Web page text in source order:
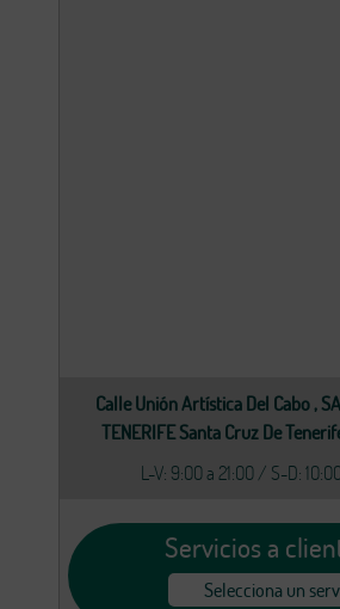
Calle Unión Artística Del Cabo ,
TENERIFE Santa Cruz De
L-V: 9:00 a 21:00 / S-D:
Servicios a
Selecciona un